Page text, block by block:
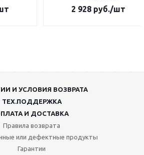
2 928 руб./шт
И УСЛОВИЯ ВОЗВРАТА
ТЕХ.ПОДДЕРЖКА
И ДОСТАВКА
Правила возврата
или дефектные продукты
Гарантии